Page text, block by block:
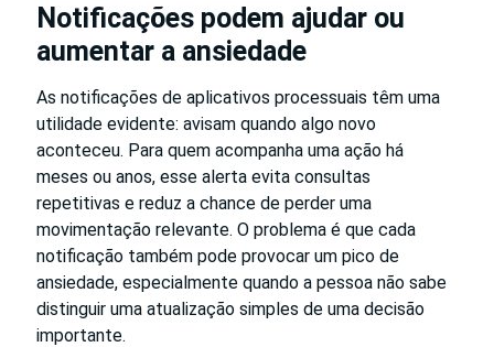
Notificações podem ajudar ou
aumentar a ansiedade
As notificações de aplicativos processuais têm uma
utilidade evidente: avisam quando algo novo
aconteceu. Para quem acompanha uma ação há
meses ou anos, esse alerta evita consultas
repetitivas e reduz a chance de perder uma
movimentação relevante. O problema é que cada
notificação também pode provocar um pico de
ansiedade, especialmente quando a pessoa não sabe
distinguir uma atualização simples de uma decisão
importante.